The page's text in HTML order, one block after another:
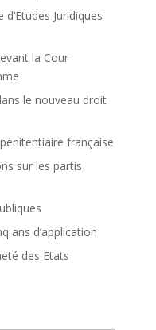
Juridiques
la Cour
le nouveau droit
française
sur les partis
ans d’application
des Etats